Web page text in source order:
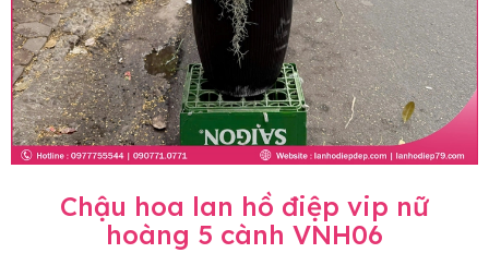
Chậu hoa lan hồ điệp vip nữ
hoàng 5 cành VNH06